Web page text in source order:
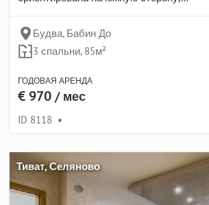
Будва, Бабин До
3 спальни, 85м²
ГОДОВАЯ АРЕНДА
€ 970 / мес
ID 8118 •
Тиват, Селяново